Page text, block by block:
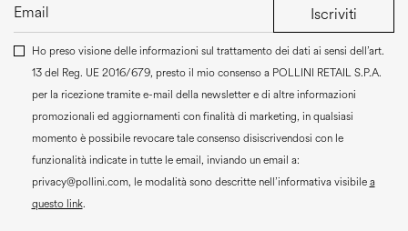
Iscriviti
Ho preso visione delle informazioni sul trattamento dei dati ai sensi dell’art.
13 del Reg. UE 2016/679, presto il mio consenso a POLLINI RETAIL S.P.A.
per la ricezione tramite e-mail della newsletter e di altre informazioni
promozionali ed aggiornamenti con finalità di marketing, in qualsiasi
momento è possibile revocare tale consenso disiscrivendosi con le
funzionalità indicate in tutte le email, inviando un email a:
privacy@pollini.com, le modalità sono descritte nell’informativa visibilea
questo link.